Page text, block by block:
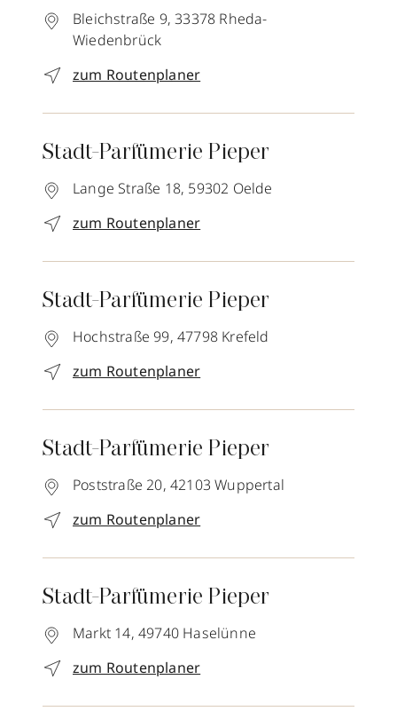
Bleichstraße 9, 33378 Rheda-
Wiedenbrück
zum Routenplaner
Stadt-Parfümerie Pieper
Lange Straße 18, 59302 Oelde
zum Routenplaner
Stadt-Parfümerie Pieper
Hochstraße 99, 47798 Krefeld
zum Routenplaner
Stadt-Parfümerie Pieper
Poststraße 20, 42103 Wuppertal
zum Routenplaner
Stadt-Parfümerie Pieper
Markt 14, 49740 Haselünne
zum Routenplaner